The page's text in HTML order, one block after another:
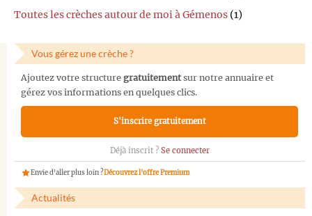
Toutes les crèches autour de moi à Gémenos (1)
Vous gérez une crèche ?
Ajoutez votre structure gratuitementsur notre annuaire et
gérez vos informations en quelques clics.
S'inscrire gratuitement
Déjà inscrit ? Se connecter
Envie d'aller plus loin ?Découvrez l'offre Premium
Actualités